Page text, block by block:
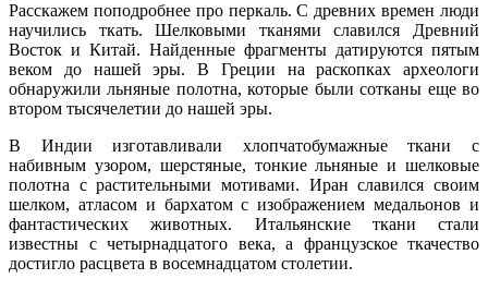
Расскажем поподробнее про перкаль. С древних времен люди
научились ткать. Шелковыми тканями славился Древний
Восток и Китай. Найденные фрагменты датируются пятым
веком до нашей эры. В Греции на раскопках археологи
обнаружили льняные полотна, которые были сотканы еще во
втором тысячелетии до нашей эры.
В Индии изготавливали хлопчатобумажные ткани с
набивным узором, шерстяные, тонкие льняные и шелковые
полотна с растительными мотивами. Иран славился своим
шелком, атласом и бархатом с изображением медальонов и
фантастических животных. Итальянские ткани стали
известны с четырнадцатого века, а французское ткачество
достигло расцвета в восемнадцатом столетии.